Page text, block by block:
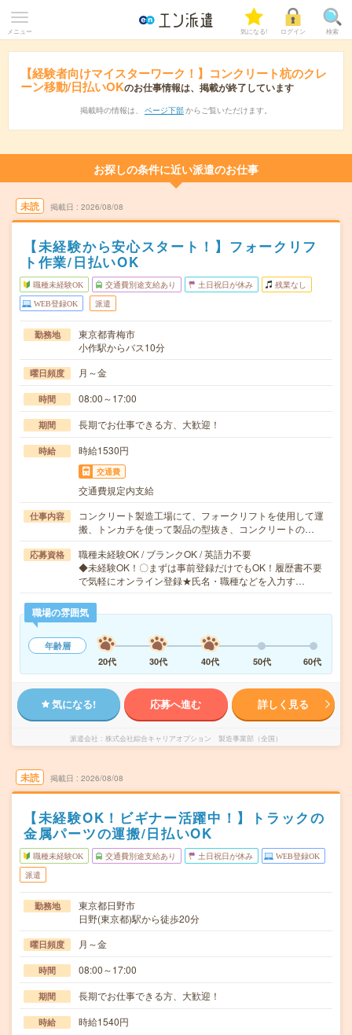
メニュー 気になる! ログイン 検索
【経験者向けマイスターワーク！】コンクリート杭のクレ
ーン移動/日払いOKのお仕事情報は、掲載が終了しています
掲載時の情報は、 ページ下部 からご覧いただけます。
お探しの条件に近い派遣のお仕事
未読 掲載日 2026/08/08
【未経験から安心スタート！】フォークリフ
ト作業/日払いOK
職種未経験OK 交通費別途支給あり 土日祝日が休み 残業なし
WEB登録OK 派遣
勤務地
東京都青梅市
小作駅からバス10分
曜日頻度 月～金
時間 08:00～17:00
期間 長期でお仕事できる方、大歓迎！
時給 時給1530円
交通費
交通費規定内支給
仕事内容
コンクリート製造工場にて、フォークリフトを使用して運
搬、トンカチを使って製品の型抜き、コンクリートの…
応募資格
職種未経験OK / ブランクOK / 英語力不要
◆未経験OK！〇まずは事前登録だけでもOK！履歴書不要
で気軽にオンライン登録★氏名・職種などを入力す…
職場の雰囲気
年齢層
20代
30代 40代 50代 60代
気になる! 応募へ進む 詳しく見る
派遣会社 株式会社綜合キャリアオプション 製造事業部（全国）
未読 掲載日 2026/08/08
【未経験OK！ビギナー活躍中！】トラックの
金属パーツの運搬/日払いOK
職種未経験OK 交通費別途支給あり 土日祝日が休み WEB登録OK
派遣
勤務地
東京都日野市
日野(東京都)駅から徒歩20分
曜日頻度 月～金
時間 08:00～17:00
期間 長期でお仕事できる方、大歓迎！
時給 時給1540円